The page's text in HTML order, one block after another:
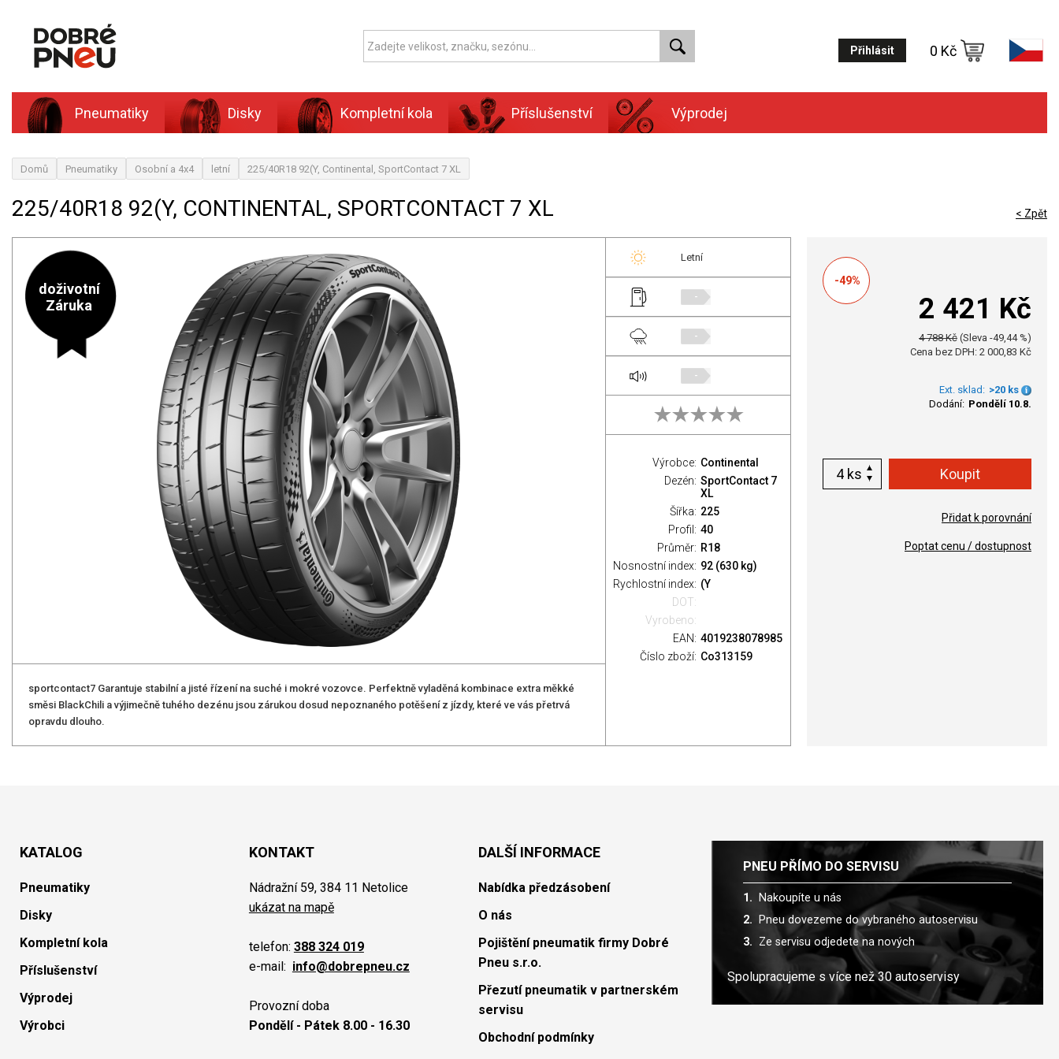
Přihlásit 0 Kč
Pneumatiky Disky Kompletní kola Příslušenství Výprodej
Domů Pneumatiky Osobní a 4x4 letní 225/40R18 92(Y, Continental, SportContact 7 XL
225/40R18 92(Y, CONTINENTAL, SPORTCONTACT 7 XL < Zpět
doživotní
Záruka
sportcontact7 Garantuje stabilní a jisté řízení na suché i mokré vozovce. Perfektně vyladěná kombinace extra měkké
směsi BlackChili a výjimečně tuhého dezénu jsou zárukou dosud nepoznaného potěšení z jízdy, které ve vás přetrvá
opravdu dlouho.
Letní
-
-
-
Výrobce: Continental
Dezén: SportContact 7
XL
Šířka: 225
Profil: 40
Průměr: R18
Nosnostní index: 92 (630 kg)
Rychlostní index: (Y
DOT:
Vyrobeno:
EAN: 4019238078985
Číslo zboží: Co313159
-49%
2 421 Kč
4 788 Kč (Sleva -49,44 %)
Cena bez DPH: 2 000,83 Kč
Ext. sklad: >20 ks
Dodání: Pondělí 10.8.
ks
Přidat k porovnání
Poptat cenu / dostupnost
KATALOG
Pneumatiky
Disky
Kompletní kola
Příslušenství
Výprodej
Výrobci
KONTAKT
Nádražní 59, 384 11 Netolice
ukázat na mapě
telefon: 388 324 019
e-mail: info@dobrepneu.cz
Provozní doba
Pondělí - Pátek 8.00 - 16.30
DALŠÍ INFORMACE
Nabídka předzásobení
O nás
Pojištění pneumatik firmy Dobré
Pneu s.r.o.
Přezutí pneumatik v partnerském
servisu
Obchodní podmínky
PNEU PŘÍMO DO SERVISU
Nakoupíte u nás
Pneu dovezeme do vybraného autoservisu
Ze servisu odjedete na nových
Spolupracujeme s více než 30 autoservisy